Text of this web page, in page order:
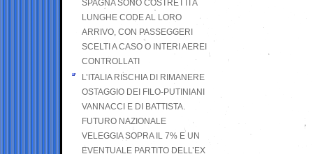
SPAGNA SONO COSTRETTI A
LUNGHE CODE AL LORO
ARRIVO, CON PASSEGGERI
SCELTI A CASO O INTERI AEREI
CONTROLLATI
L’ITALIA RISCHIA DI RIMANERE
OSTAGGIO DEI FILO-PUTINIANI
VANNACCI E DI BATTISTA.
FUTURO NAZIONALE
VELEGGIA SOPRA IL 7% E UN
EVENTUALE PARTITO DELL’EX